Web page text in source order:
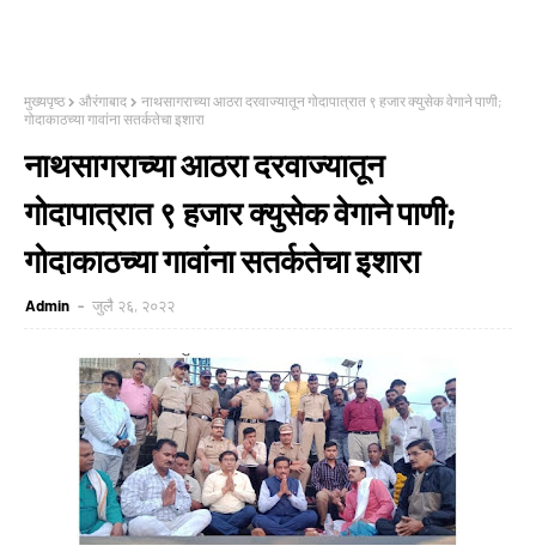
मुख्यपृष्ठ औरंगाबाद
नाथसागराच्या आठरा दरवाज्यातून गोदापात्रात ९ हजार क्युसेक वेगाने पाणी;
गोदाकाठच्या गावांना सतर्कतेचा इशारा
नाथसागराच्या आठरा दरवाज्यातून
गोदापात्रात ९ हजार क्युसेक वेगाने पाणी;
गोदाकाठच्या गावांना सतर्कतेचा इशारा
Admin जुलै २६, २०२२